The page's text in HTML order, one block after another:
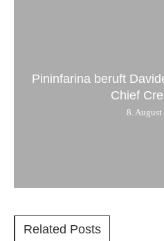
Pininfarina beruft
Chief
8. August
Related Posts